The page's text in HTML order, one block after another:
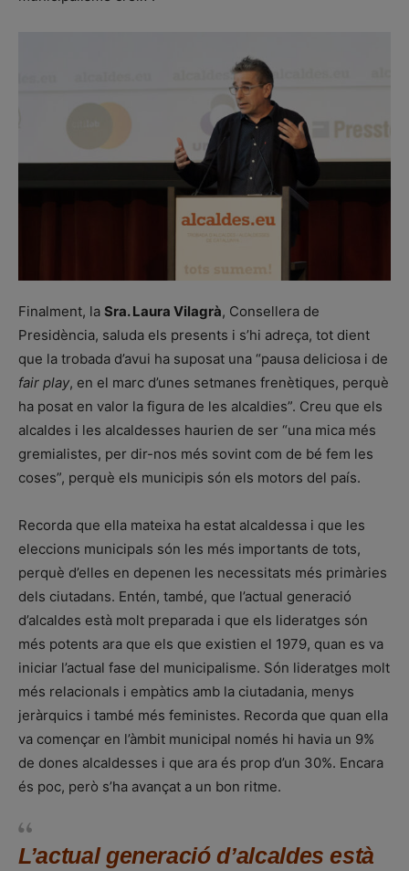
Finalment, la Sra. Laura Vilagrà, Consellera de
Presidència, saluda els presents i s’hi adreça, tot dient
que la trobada d’avui ha suposat una “pausa deliciosa i de
fair play, en el marc d’unes setmanes frenètiques, perquè
ha posat en valor la figura de les alcaldies”. Creu que els
alcaldes i les alcaldesses haurien de ser “una mica més
gremialistes, per dir-nos més sovint com de bé fem les
coses”, perquè els municipis són els motors del país.
Recorda que ella mateixa ha estat alcaldessa i que les
eleccions municipals són les més importants de tots,
perquè d’elles en depenen les necessitats més primàries
dels ciutadans. Entén, també, que l’actual generació
d’alcaldes està molt preparada i que els lideratges són
més potents ara que els que existien el 1979, quan es va
iniciar l’actual fase del municipalisme. Són lideratges molt
més relacionals i empàtics amb la ciutadania, menys
jeràrquics i també més feministes. Recorda que quan ella
va començar en l’àmbit municipal només hi havia un 9%
de dones alcaldesses i que ara és prop d’un 30%. Encara
és poc, però s’ha avançat a un bon ritme.
L’actual generació d’alcaldes està